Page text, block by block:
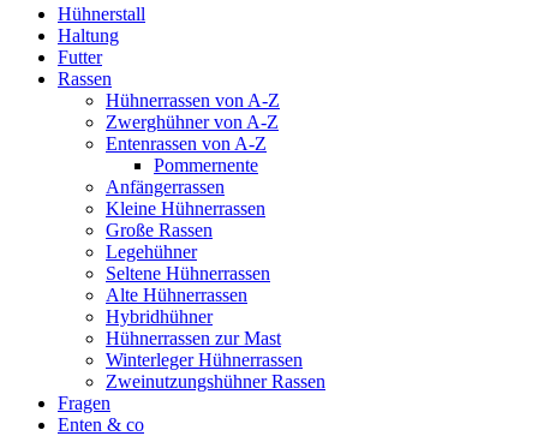
Hühnerstall
Haltung
Futter
Rassen
Hühnerrassen von A-Z
Zwerghühner von A-Z
Entenrassen von A-Z
Pommernente
Anfängerrassen
Kleine Hühnerrassen
Große Rassen
Legehühner
Seltene Hühnerrassen
Alte Hühnerrassen
Hybridhühner
Hühnerrassen zur Mast
Winterleger Hühnerrassen
Zweinutzungshühner Rassen
Fragen
Enten & co